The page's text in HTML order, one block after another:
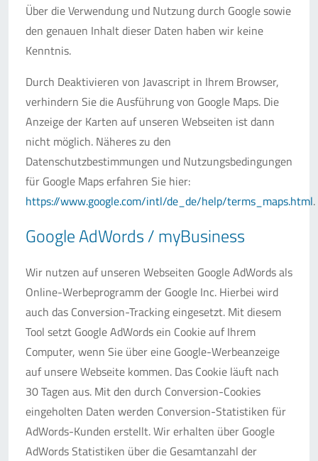
Über die Verwendung und Nutzung durch Google sowie
den genauen Inhalt dieser Daten haben wir keine
Kenntnis.
Durch Deaktivieren von Javascript in Ihrem Browser,
verhindern Sie die Ausführung von Google Maps. Die
Anzeige der Karten auf unseren Webseiten ist dann
nicht möglich. Näheres zu den
Datenschutzbestimmungen und Nutzungsbedingungen
für Google Maps erfahren Sie hier:
https://www.google.com/intl/de_de/help/terms_maps.html.
Google AdWords / myBusiness
Wir nutzen auf unseren Webseiten Google AdWords als
Online-Werbeprogramm der Google Inc. Hierbei wird
auch das Conversion-Tracking eingesetzt. Mit diesem
Tool setzt Google AdWords ein Cookie auf Ihrem
Computer, wenn Sie über eine Google-Werbeanzeige
auf unsere Webseite kommen. Das Cookie läuft nach
30 Tagen aus. Mit den durch Conversion-Cookies
eingeholten Daten werden Conversion-Statistiken für
AdWords-Kunden erstellt. Wir erhalten über Google
AdWords Statistiken über die Gesamtanzahl der